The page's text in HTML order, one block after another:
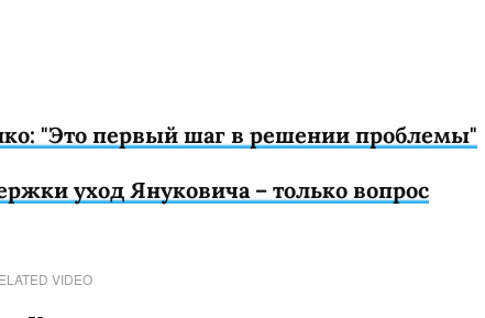
"Это первый шаг в решении проблемы"
уход Януковича – только вопрос
VIDEO